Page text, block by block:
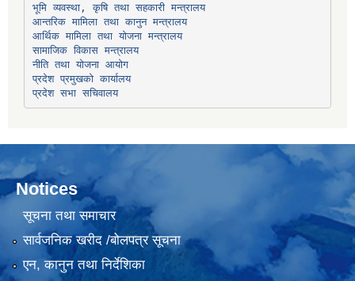
भूमि व्यवस्था, कृषि तथा सहकारी मन्त्रालय
आन्तरिक मामिला तथा कानुन मन्त्रालय
आर्थिक मामिला तथा योजना मन्त्रालय
सामाजिक विकास मन्त्रालय
नीति तथा योजना आयोग
प्रदेश प्रमुखको कार्यालय
प्रदेश सभा सचिवालय
Notices
सूचना तथा समाचार
सार्वजनिक खरीद /बोलपत्र सूचना
एन, कानुन तथा निर्देशिका